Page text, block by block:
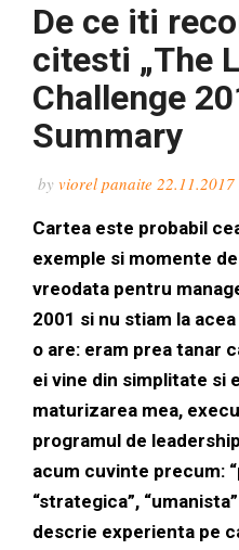
De ce iti
citesti „The
Challenge
Summary
byviorel panaite22.11.2017
Cartea este probabil
exemple si momente
vreodata pentru
2001 si nu stiam la
o are: eram prea tanar
ei vine din simplitate si
maturizarea mea,
programul de
acum cuvinte precum:
“strategica”,
descrie experienta pe